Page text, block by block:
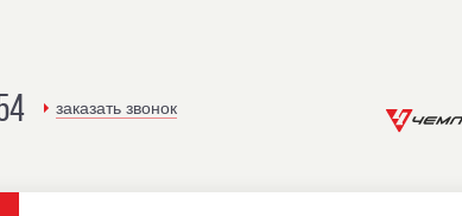
заказать звонок